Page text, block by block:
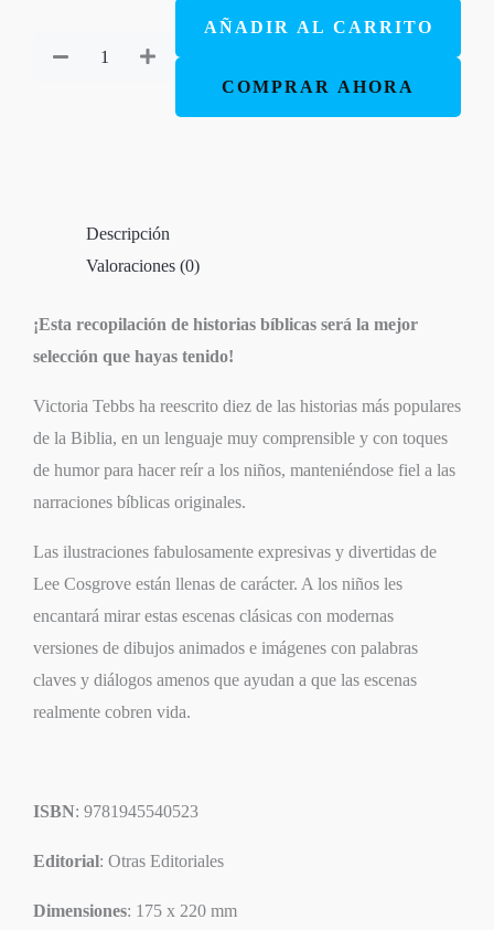
cantidad
AÑADIR AL CARRITO
COMPRAR AHORA
Descripción
Valoraciones (0)
¡Esta recopilación de historias bíblicas será la mejor
selección que hayas tenido!
Victoria Tebbs ha reescrito diez de las historias más populares
de la Biblia, en un lenguaje muy comprensible y con toques
de humor para hacer reír a los niños, manteniéndose fiel a las
narraciones bíblicas originales.
Las ilustraciones fabulosamente expresivas y divertidas de
Lee Cosgrove están llenas de carácter. A los niños les
encantará mirar estas escenas clásicas con modernas
versiones de dibujos animados e imágenes con palabras
claves y diálogos amenos que ayudan a que las escenas
realmente cobren vida.
ISBN: 9781945540523
Editorial: Otras Editoriales
Dimensiones: 175 x 220 mm